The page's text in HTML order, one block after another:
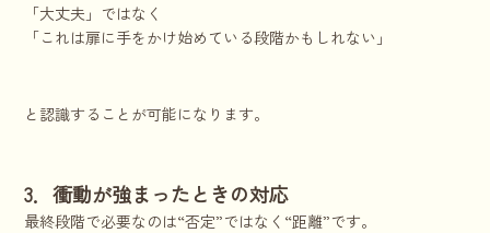
「大丈夫」ではなく
「これは扉に手をかけ始めている段階かもしれない」
と認識することが可能になります。
3．衝動が強まったときの対応
最終段階で必要なのは“否定”ではなく“距離”です。